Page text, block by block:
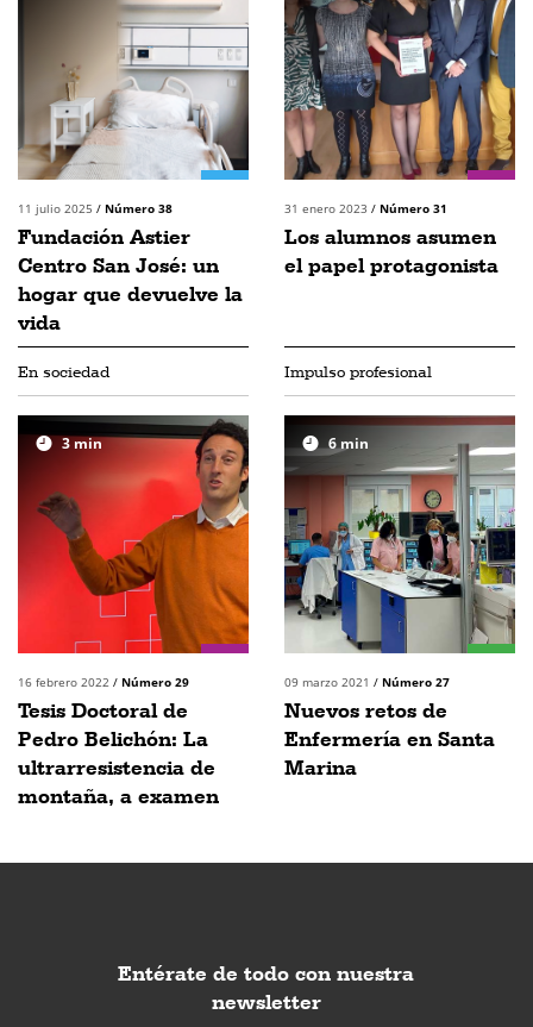
11 julio 2025 / Número 38
Fundación Astier
Centro San José: un
hogar que devuelve la
vida
31 enero 2023 / Número 31
Los alumnos asumen
el papel protagonista
En sociedad
3min
16 febrero 2022 / Número 29
Tesis Doctoral de
Pedro Belichón: La
ultrarresistencia de
montaña, a examen
Impulso profesional
6min
09 marzo 2021 / Número 27
Nuevos retos de
Enfermería en Santa
Marina
Entérate de todo con nuestra
newsletter